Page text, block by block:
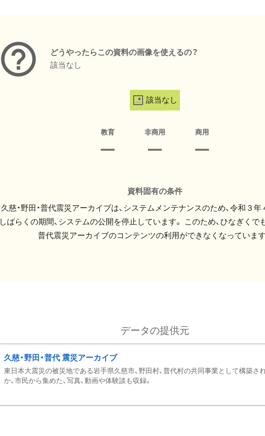
どうやったらこの資料の画像を使えるの？
該当なし
該当なし
教育 非商用 商用
資料固有の条件
久慈・野田・普代震災アーカイブは、システムメンテナンスのため、令和３
しばらくの期間、システムの公開を停止しています。 このため、ひなぎくでも
普代震災アーカイブのコンテンツの利用ができなくなっています
データの提供元
久慈・野田・普代 震災アーカイブ
東日本大震災の被災地である岩手県久慈市、野田村、普代村の共同事業として構築さ
か、市民から集めた、写真、動画や体験談も収録。